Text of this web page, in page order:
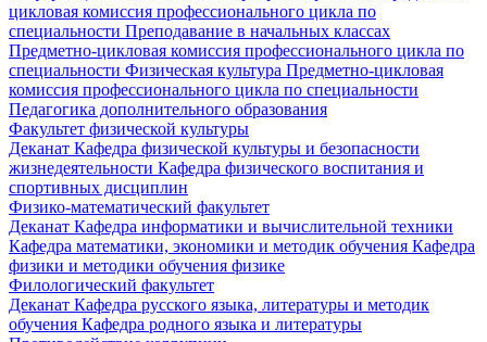
цикловая комиссия профессионального цикла по
специальности Преподавание в начальных классах
Предметно-цикловая комиссия профессионального цикла по
специальности Физическая культура Предметно-цикловая
комиссия профессионального цикла по специальности
Педагогика дополнительного образования
Факультет физической культуры
Деканат Кафедра физической культуры и безопасности
жизнедеятельности Кафедра физического воспитания и
спортивных дисциплин
Физико-математический факультет
Деканат Кафедра информатики и вычислительной техники
Кафедра математики, экономики и методик обучения Кафедра
физики и методики обучения физике
Филологический факультет
Деканат Кафедра русского языка, литературы и методик
обучения Кафедра родного языка и литературы